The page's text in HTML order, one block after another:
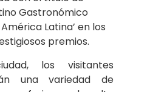
Gastronómico
Latina’ en los
premios.
los visitantes
una variedad de